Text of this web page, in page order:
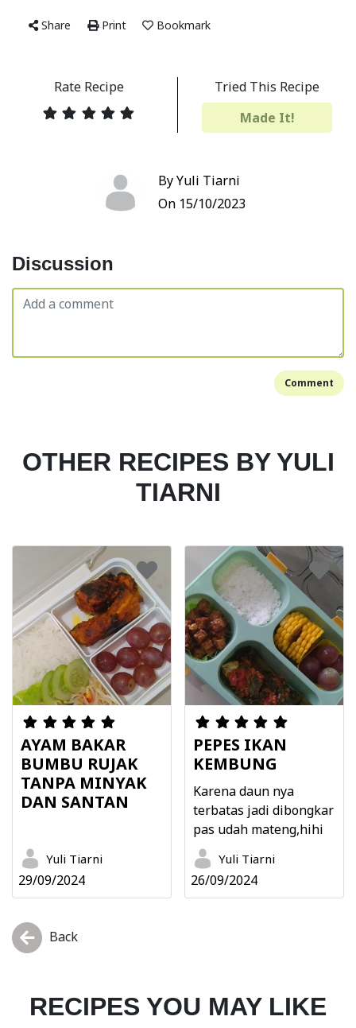
Share Print Bookmark
Rate Recipe
Tried This Recipe
Made It!
By Yuli Tiarni
On 15/10/2023
Discussion
Comment
OTHER RECIPES BY YULI
TIARNI
AYAM BAKAR
BUMBU RUJAK
TANPA MINYAK
DAN SANTAN
Yuli Tiarni
29/09/2024
PEPES IKAN
KEMBUNG
Karena daun nya
terbatas jadi dibongkar
pas udah mateng,hihi
Yuli Tiarni
26/09/2024
Back
RECIPES YOU MAY LIKE